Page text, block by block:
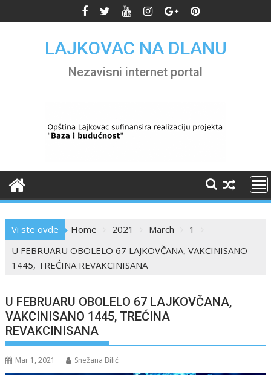
to
LAJKOVAC NA DLANU
Nezavisni internet portal
Vi ste ovde Home 2021 March
1
U FEBRUARU OBOLELO 67 LAJKOVČANA, VAKCINISANO
1445, TREĆINA REVAKCINISANA
U FEBRUARU OBOLELO 67 LAJKOVČANA,
VAKCINISANO 1445, TREĆINA
REVAKCINISANA
Mar 1, 2021 Snežana Bilić